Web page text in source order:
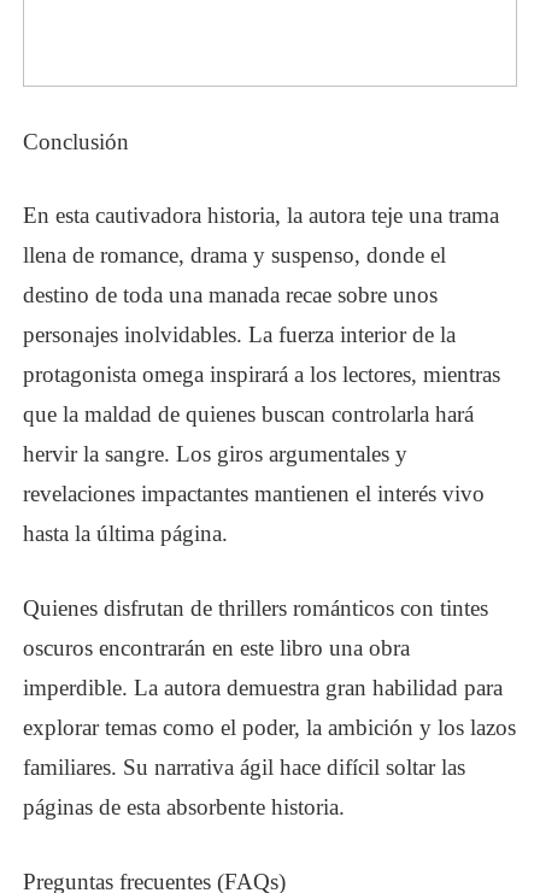
Conclusión
En esta cautivadora historia, la autora teje una trama
llena de romance, drama y suspenso, donde el
destino de toda una manada recae sobre unos
personajes inolvidables. La fuerza interior de la
protagonista omega inspirará a los lectores, mientras
que la maldad de quienes buscan controlarla hará
hervir la sangre. Los giros argumentales y
revelaciones impactantes mantienen el interés vivo
hasta la última página.
Quienes disfrutan de thrillers románticos con tintes
oscuros encontrarán en este libro una obra
imperdible. La autora demuestra gran habilidad para
explorar temas como el poder, la ambición y los lazos
familiares. Su narrativa ágil hace difícil soltar las
páginas de esta absorbente historia.
Preguntas frecuentes (FAQs)